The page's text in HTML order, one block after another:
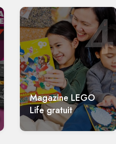
4
Magazine LEGO
Life gratuit